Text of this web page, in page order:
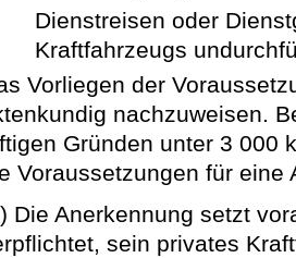
Dienstreisen oder
Kraftfahrzeugs
Vorliegen der
nachzuweisen.
Gründen unter 3 000
Voraussetzungen für eine
Die Anerkennung setzt
sein privates